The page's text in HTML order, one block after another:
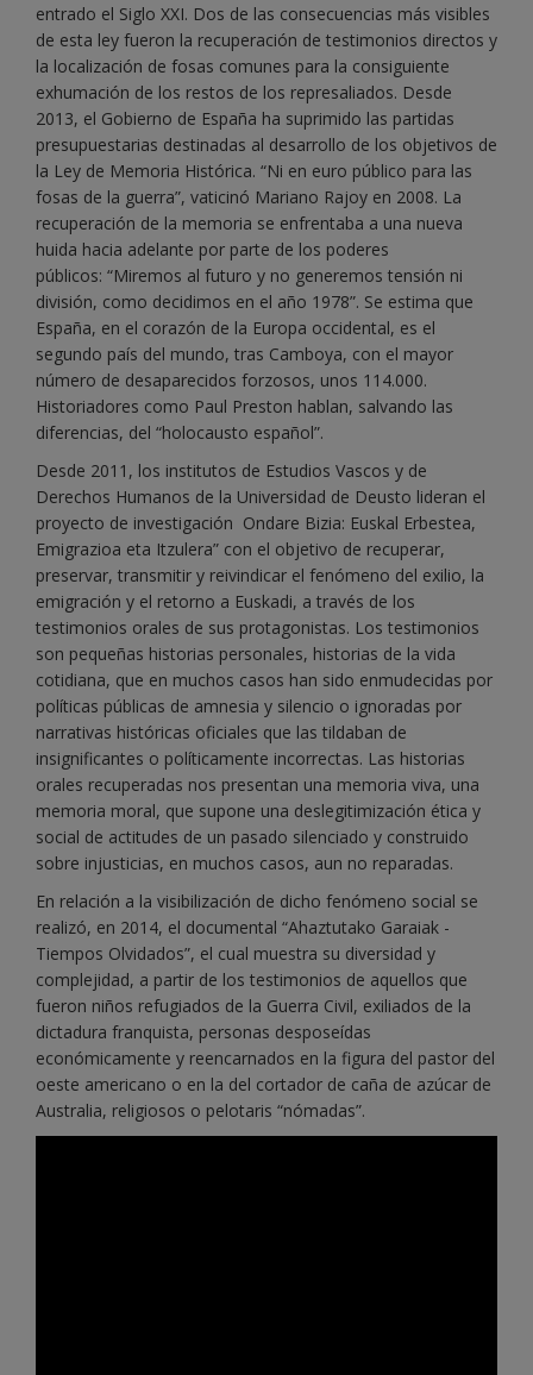
entrado el Siglo XXI. Dos de las consecuencias más visibles
de esta ley fueron la recuperación de testimonios directos y
la localización de fosas comunes para la consiguiente
exhumación de los restos de los represaliados. Desde
2013, el Gobierno de España ha suprimido las partidas
presupuestarias destinadas al desarrollo de los objetivos de
la Ley de Memoria Histórica. “Ni en euro público para las
fosas de la guerra”, vaticinó Mariano Rajoy en 2008. La
recuperación de la memoria se enfrentaba a una nueva
huida hacia adelante por parte de los poderes
públicos: “Miremos al futuro y no generemos tensión ni
división, como decidimos en el año 1978”. Se estima que
España, en el corazón de la Europa occidental, es el
segundo país del mundo, tras Camboya, con el mayor
número de desaparecidos forzosos, unos 114.000.
Historiadores como Paul Preston hablan, salvando las
diferencias, del “holocausto español”.
Desde 2011, los institutos de Estudios Vascos y de
Derechos Humanos de la Universidad de Deusto lideran el
proyecto de investigación Ondare Bizia: Euskal Erbestea,
Emigrazioa eta Itzulera” con el objetivo de recuperar,
preservar, transmitir y reivindicar el fenómeno del exilio, la
emigración y el retorno a Euskadi, a través de los
testimonios orales de sus protagonistas. Los testimonios
son pequeñas historias personales, historias de la vida
cotidiana, que en muchos casos han sido enmudecidas por
políticas públicas de amnesia y silencio o ignoradas por
narrativas históricas oficiales que las tildaban de
insignificantes o políticamente incorrectas. Las historias
orales recuperadas nos presentan una memoria viva, una
memoria moral, que supone una deslegitimización ética y
social de actitudes de un pasado silenciado y construido
sobre injusticias, en muchos casos, aun no reparadas.
En relación a la visibilización de dicho fenómeno social se
realizó, en 2014, el documental “Ahaztutako Garaiak -
Tiempos Olvidados”, el cual muestra su diversidad y
complejidad, a partir de los testimonios de aquellos que
fueron niños refugiados de la Guerra Civil, exiliados de la
dictadura franquista, personas desposeídas
económicamente y reencarnados en la figura del pastor del
oeste americano o en la del cortador de caña de azúcar de
Australia, religiosos o pelotaris “nómadas”.